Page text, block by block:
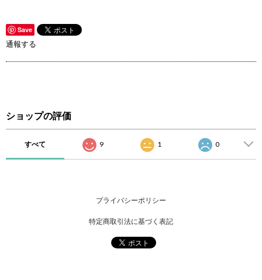
Save
通報する
ショップの評価
すべて 9 1 0
プライバシーポリシー
特定商取引法に基づく表記